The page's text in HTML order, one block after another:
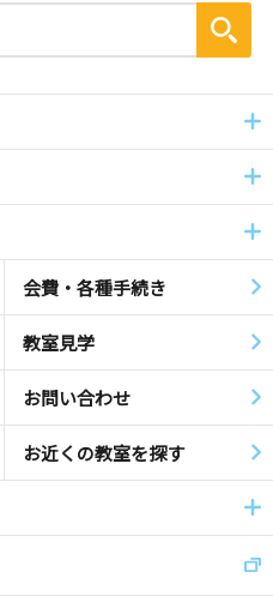
会費・各種手続き
教室見学
お問い合わせ
お近くの教室を探す